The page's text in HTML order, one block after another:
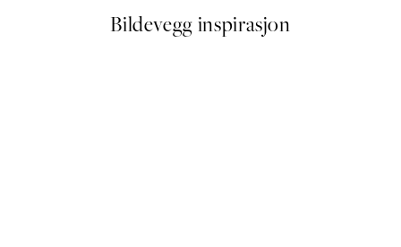
Bildevegg inspirasjon